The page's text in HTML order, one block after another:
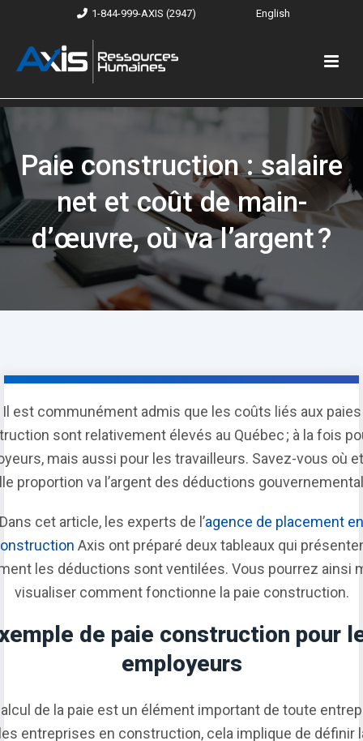
1-844-999-AXIS (2947) English
Paie construction : salaire
net et coût de main-
d’œuvre, où va l’argent ?
Il est communément admis que les coûts liés aux paies
sont relativement élevés au Québec ; à la fois
mais aussi pour les travailleurs. Savez-vous où
proportion va l’argent des déductions
Dans cet article, les experts de l’agence de placement en
Axis ont préparé deux tableaux qui
les déductions sont ventilées. Vous pourrez ainsi
visualiser comment fonctionne la paie construction.
de paie construction pour
employeurs
de la paie est un élément important de toute
entreprises en construction, cela implique de définir